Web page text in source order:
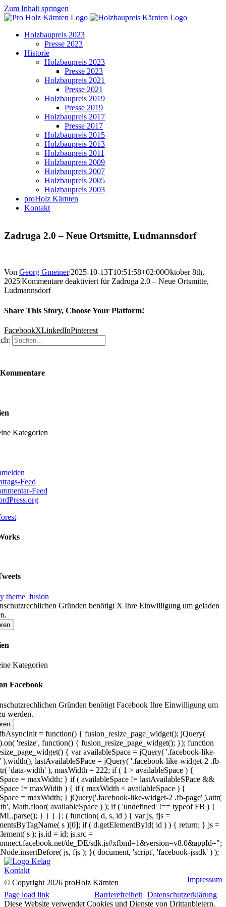
Zum Inhalt springen
Holzbaupreis 2023
Presse 2023
Historie
Holzbaupreis 2023
Presse 2023
Holzbaupreis 2021
Presse 2021
Holzbaupreis 2019
Presse 2019
Holzbaupreis 2017
Presse 2017
Holzbaupreis 2015
Holzbaupreis 2013
Holzbaupreis 2011
Holzbaupreis 2009
Holzbaupreis 2007
Holzbaupreis 2005
Holzbaupreis 2003
proHolz Kärnten
Kontakt
Zadruga 2.0 – Neue Ortsmitte, Ludmannsdorf
Von Georg Gmeiner|2025-10-13T10:51:58+02:00Oktober 8th,
2025|Kommentare deaktiviertfür Zadruga 2.0 – Neue Ortsmitte,
Ludmannsdorf
Share This Story, Choose Your Platform!
FacebookXLinkedInPinterest
Kategorien
Feed
Feed
theme_fusion
Gründen benötigt X Ihre Einwilligung um geladen
Kategorien
Facebook
Gründen benötigt Facebook Ihre Einwilligung um
werden.
= function() { fusion_resize_page_widget(); jQuery(
'resize', function() { fusion_resize_page_widget(); }); function
{ var availableSpace = jQuery( '.facebook-like-
).width(), lastAvailableSPace = jQuery( '.facebook-like-widget-2 .fb-
'data-width' ), maxWidth = 222; if ( 1 > availableSpace ) {
= maxWidth; } if ( availableSpace != lastAvailableSPace &&
!= maxWidth ) { if ( maxWidth < availableSpace ) {
= maxWidth; } jQuery('.facebook-like-widget-2 .fb-page' ).attr(
Math.floor( availableSpace ) ); if ( 'undefined' !== typeof FB ) {
} } } }; ( function( d, s, id ) { var js, fjs =
s )[0]; if ( d.getElementById( id ) ) { return; } js =
s ); js.id = id; js.src =
de_DE/sdk.js#xfbml=1&version=v8.0&appId=";
js, fjs ); }( document, 'script', 'facebook-jssdk' ) );
Kontakt
© Copyright 2026 proHolz Kärnten
Impressum
Datenschutzerklärung
Barrierefreiheit
Page load link
Diese Website verwendet Cookies und Dienste von Drittanbietern.